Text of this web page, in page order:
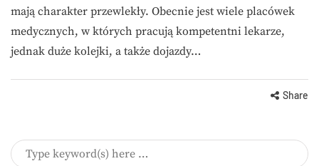
mają charakter przewlekły. Obecnie jest wiele placówek
medycznych, w których pracują kompetentni lekarze,
jednak duże kolejki, a także dojazdy…
Share